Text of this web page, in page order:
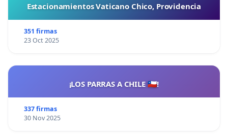
Estacionamientos Vaticano Chico, Providencia
351 firmas
23 Oct 2025
¡LOS PARRAS A CHILE 🇨🇱!
337 firmas
30 Nov 2025